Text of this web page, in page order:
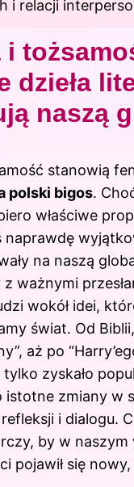
i relacji
i
dzieła
naszą
stanowią
polski bigos.
właściwe
na naszą
ważnymi
wokół idei,
świat. Od
aż po
tylko zyskało
istotne zmiany w
refleksji i dialogu.
by w naszym
pojawił się